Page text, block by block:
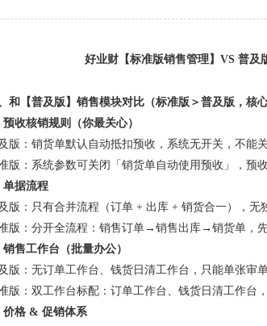
好业财【标准版销售管理】VS 普及
和【普及版】销售模块对比（标准版＞普及版，核心
预收核销规则（你最关心）
版：销货单默认自动抵扣预收，系统无开关，不能
版：系统参数可关闭「销货单自动使用预收」，预
单据流程
版：只有合并流程（订单 + 出库 + 销货合一），无
版：分开全流程：销售订单→销售出库→销货单，
销售工作台（批量办公）
版：无订单工作台、钱货日清工作台，只能单张审
版：双工作台标配：订单工作台、钱货日清工作台
价格 & 促销体系